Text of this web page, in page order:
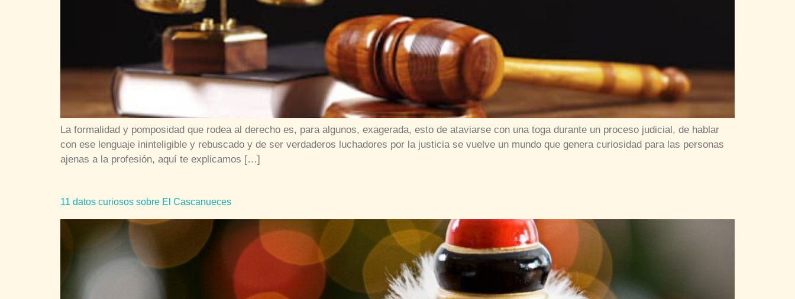
La formalidad y pomposidad que rodea al derecho es, para algunos, exagerada, esto de ataviarse con una toga durante un proceso judicial, de hablar
con ese lenguaje ininteligible y rebuscado y de ser verdaderos luchadores por la justicia se vuelve un mundo que genera curiosidad para las personas
ajenas a la profesión, aquí te explicamos […]
11 datos curiosos sobre El Cascanueces